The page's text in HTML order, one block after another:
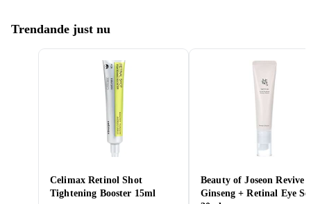
Trendande just nu
Celimax Retinol Shot
Tightening Booster 15ml
Beauty of Joseon Revive
Ginseng + Retinal Eye